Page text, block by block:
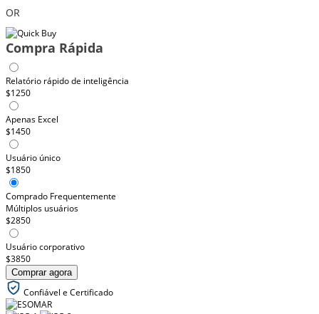
OR
Compra Rápida
Relatório rápido de inteligência
$1250
Apenas Excel
$1450
Usuário único
$1850
Comprado Frequentemente
Múltiplos usuários
$2850
Usuário corporativo
$3850
Comprar agora
Confiável e Certificado